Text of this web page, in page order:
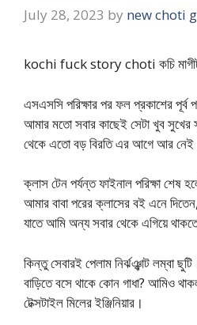
July 28, 2023 by new choti
kochi fuck story choti কচি
এসএসসি পরিক্ষার পর ফল প্রকাশের পূর্ব
আমার মতো সবার কাছেই সেটা খুব সুখের
থেকে এতো বড় বিরতি এর আগে আর
ক্লাস টেন পর্যন্ত ফাইনাল পরিক্ষা শেষ
আমার বাবা পরের ক্লাসের বই এনে
যাতে আমি অন্য সবার থেকে এগিয়ে
কিন্তু সেবারই পেলাম নির্ঝঞ্ঝাট লম্বা
বাড়িতে বসে থাকে কোন গাধা? আমিও
টেক্সটাইল মিলের ইঞ্জিনিয়ার।